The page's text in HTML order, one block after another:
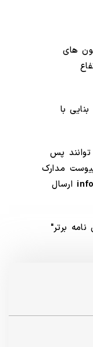
های
با
توانند پس
مدارک
ارسال
برتر"